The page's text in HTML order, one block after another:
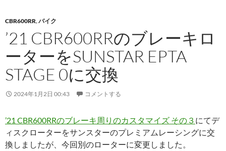
CBR600RR,バイク
’21 CBR600RRのブレーキロ
ーターをSUNSTAR EPTA
STAGE 0に交換
2024年1月2日 00:43 コメントする
’21 CBR600RRのブレーキ周りのカスタマイズ その３ にてデ
ィスクローターをサンスターのプレミアムレーシングに交
換しましたが、今回別のローターに変更しました。